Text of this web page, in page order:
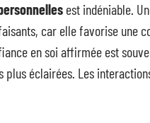
est indéniable.
car elle favorise une
en soi affirmée est
éclairées. Les